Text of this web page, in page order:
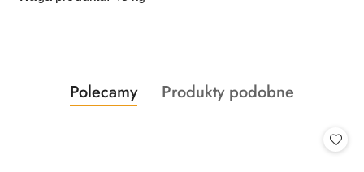
Pomiń karuzelę produktów
Produkty
o
Polecamy
Produkty
Produkty podobne